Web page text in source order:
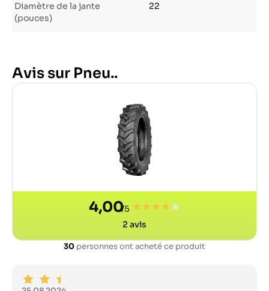
Diamètre de la jante
(pouces)
22
Avis sur Pneu..
4,00/5
2 avis
30 personnes ont acheté ce produit